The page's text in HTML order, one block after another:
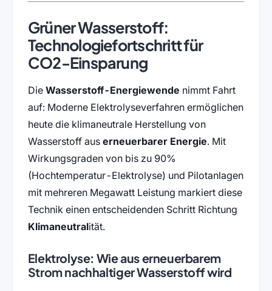
Grüner Wasserstoff:
Technologiefortschritt für
CO2-Einsparung
Die Wasserstoff-Energiewende nimmt Fahrt
auf: Moderne Elektrolyseverfahren ermöglichen
heute die klimaneutrale Herstellung von
Wasserstoff aus erneuerbarer Energie. Mit
Wirkungsgraden von bis zu 90%
(Hochtemperatur-Elektrolyse) und Pilotanlagen
mit mehreren Megawatt Leistung markiert diese
Technik einen entscheidenden Schritt Richtung
Klimaneutralität.
Elektrolyse: Wie aus erneuerbarem
Strom nachhaltiger Wasserstoff wird